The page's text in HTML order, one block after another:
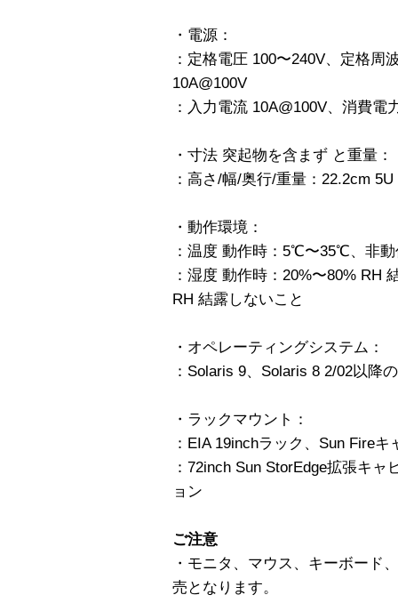
・電源：
：定格電圧 100〜240V、定格周
10A@100V
：入力電流 10A@100V、消費電
・寸法 突起物を含まず と重量：
：高さ/幅/奥行/重量：22.2cm
・動作環境：
：温度 動作時：5℃〜35℃、非
：湿度 動作時：20%〜80% RH
RH 結露しないこと
・オペレーティングシステム：
：Solaris 9、Solaris 8 2/02以降
・ラックマウント：
：EIA 19inchラック、Sun Fire
：72inch Sun StorEdge拡張キ
ョン
ご注意
・モニタ、マウス、キーボード
売となります。